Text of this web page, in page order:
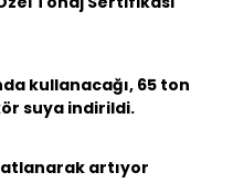
kullanacağı, 65 ton
suya indirildi.
artıyor